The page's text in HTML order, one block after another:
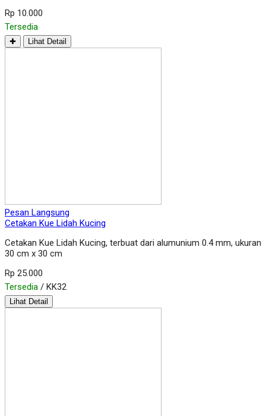
Rp 10.000
Tersedia
✚ Lihat Detail
Pesan Langsung
Cetakan Kue Lidah Kucing
Cetakan Kue Lidah Kucing, terbuat dari alumunium 0.4 mm, ukuran
30 cm x 30 cm
Rp 25.000
Tersedia / KK32
Lihat Detail